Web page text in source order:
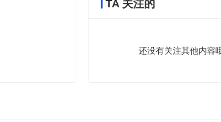
TA 关注的
还没有关注其他内容